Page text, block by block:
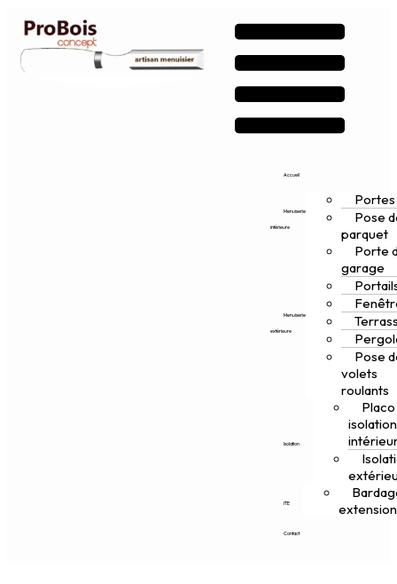
Accueil
Menuiserie
intérieure
Portes
Pose
parquet
Menuiserie
extérieure
Porte
garage
Pose
volets
roulants
Isolation
isolation
ITE
extension
Contact